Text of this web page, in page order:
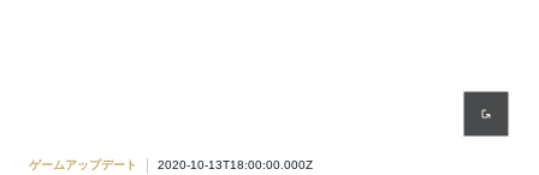
ゲームアップデート 2020-10-13T18:00:00.000Z